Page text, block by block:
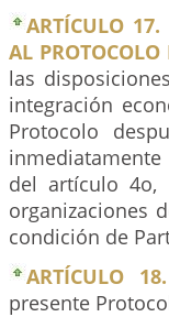
ARTÍCULO 17.
AL PROTOCOLO
las
integración
Protocolo
del artículo 4o,
organizaciones
condición de
ARTÍCULO
presente